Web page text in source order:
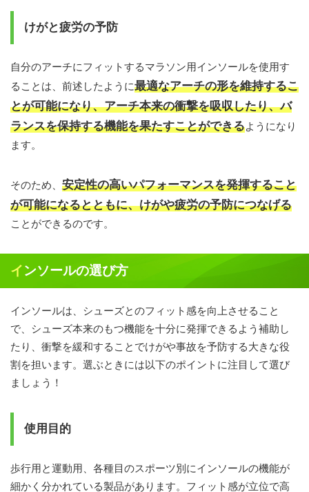
けがと疲労の予防
自分のアーチにフィットするマラソン用インソールを使用す
ることは、前述したように最適なアーチの形を維持するこ
とが可能になり、アーチ本来の衝撃を吸収したり、バ
ランスを保持する機能を果たすことができるようになり
ます。
そのため、 安定性の高いパフォーマンスを発揮すること
が可能になるとともに、けがや疲労の予防につなげる
ことができるのです。
インソールの選び方
インソールは、シューズとのフィット感を向上させること
で、シューズ本来のもつ機能を十分に発揮できるよう補助し
たり、衝撃を緩和することでけがや事故を予防する大きな役
割を担います。選ぶときには以下のポイントに注目して選び
ましょう！
使用目的
歩行用と運動用、各種目のスポーツ別にインソールの機能が
細かく分かれている製品があります。フィット感が立位で高